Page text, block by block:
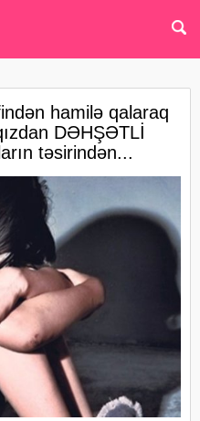
hamilə qalaraq
DƏHŞƏTLİ
təsirindən...